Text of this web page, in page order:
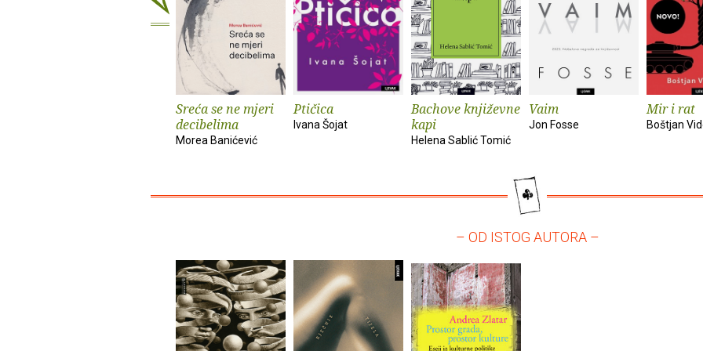
Sreća se ne mjeri
decibelima
Morea Banićević
Ptičica
Ivana Šojat
Bachove književne
kapi
Helena Sablić Tomić
Vaim
Jon Fosse
Mir i rat
Boštjan
– OD ISTOG AUTORA –